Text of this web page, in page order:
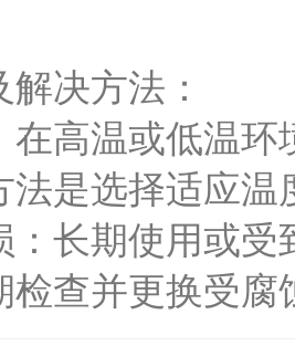
决方法：
在高温或低温
法是选择适应
：长期使用或
检查并更换受腐